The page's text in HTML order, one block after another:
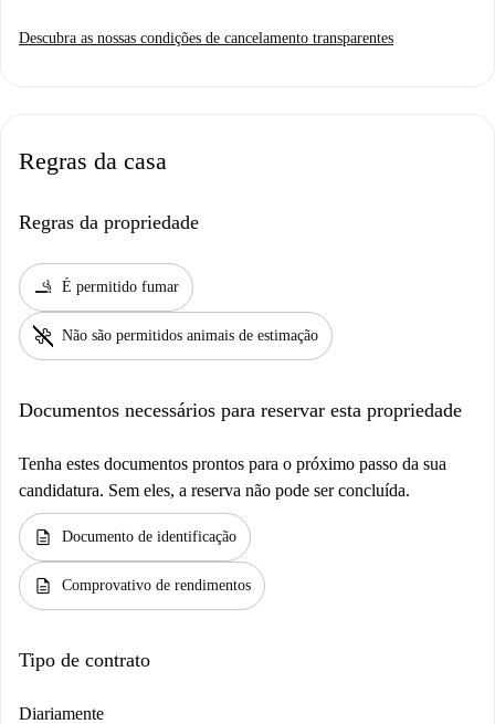
Descubra as nossas condições de cancelamento transparentes
Regras da casa
Regras da propriedade
smoking_rooms É permitido fumar
pet_supplies Não são permitidos animais de estimação
Documentos necessários para reservar esta propriedade
Tenha estes documentos prontos para o próximo passo da sua
candidatura. Sem eles, a reserva não pode ser concluída.
description Documento de identificação
description Comprovativo de rendimentos
Tipo de contrato
Diariamente